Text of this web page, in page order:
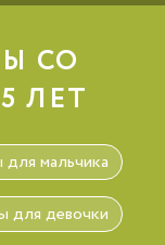
СО
ЛЕТ
мальчика
для девочки